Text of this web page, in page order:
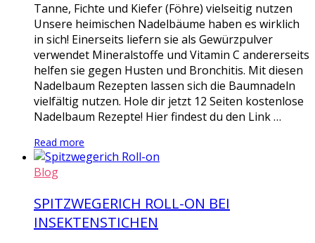
Tanne, Fichte und Kiefer (Föhre) vielseitig nutzen
Unsere heimischen Nadelbäume haben es wirklich
in sich! Einerseits liefern sie als Gewürzpulver
verwendet Mineralstoffe und Vitamin C andererseits
helfen sie gegen Husten und Bronchitis. Mit diesen
Nadelbaum Rezepten lassen sich die Baumnadeln
vielfältig nutzen. Hole dir jetzt 12 Seiten kostenlose
Nadelbaum Rezepte! Hier findest du den Link …
Read more
Blog
SPITZWEGERICH ROLL-ON BEI
INSEKTENSTICHEN